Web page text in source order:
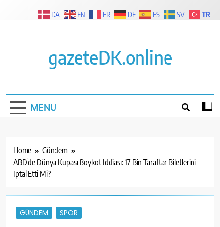
gazeteDK.online
MENU
Home
Gündem
ABD’de Dünya Kupası Boykot İddiası: 17 Bin Taraftar Biletlerini
İptal Etti Mi?
GÜNDEM SPOR
DA EN FR DE ES SV TR